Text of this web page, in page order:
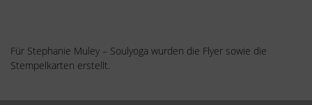
Für Stephanie Muley – Soulyoga wurden die Flyer sowie die
Stempelkarten erstellt.